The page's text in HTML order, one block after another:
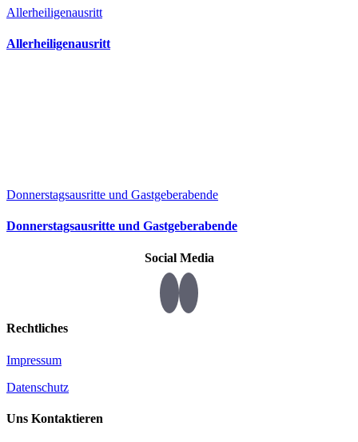
Allerheiligenausritt
Allerheiligenausritt
Donnerstagsausritte und Gastgeberabende
Donnerstagsausritte und Gastgeberabende
Social Media
Rechtliches
Impressum
Datenschutz
Uns Kontaktieren